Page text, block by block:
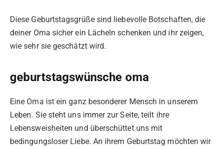
Diese Geburtstagsgrüße sind liebevolle Botschaften, die
deiner Oma sicher ein Lächeln schenken und ihr zeigen,
wie sehr sie geschätzt wird.
geburtstagswünsche oma
Eine Oma ist ein ganz besonderer Mensch in unserem
Leben. Sie steht uns immer zur Seite, teilt ihre
Lebensweisheiten und überschüttet uns mit
bedingungsloser Liebe. An ihrem Geburtstag möchten wir